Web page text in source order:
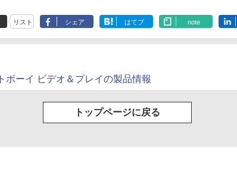
リスト シェア はてブ note
ボーイ ビデオ＆プレイの製品情報
トップページに戻る